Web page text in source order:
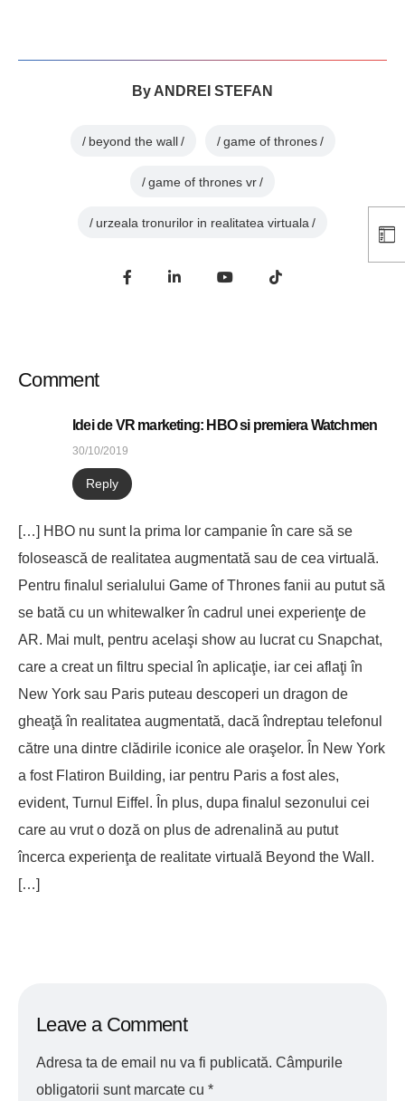
ByANDREI STEFAN
beyond the wall game of thrones
game of thrones vr
urzeala tronurilor in realitatea virtuala
Comment
Idei de VR marketing: HBO si premiera Watchmen
30/10/2019
Reply
[…] HBO nu sunt la prima lor campanie în care să se
folosească de realitatea augmentată sau de cea virtuală.
Pentru finalul serialului Game of Thrones fanii au putut să
se bată cu un whitewalker în cadrul unei experienţe de
AR. Mai mult, pentru acelaşi show au lucrat cu Snapchat,
care a creat un filtru special în aplicaţie, iar cei aflaţi în
New York sau Paris puteau descoperi un dragon de
gheaţă în realitatea augmentată, dacă îndreptau telefonul
către una dintre clădirile iconice ale oraşelor. În New York
a fost Flatiron Building, iar pentru Paris a fost ales,
evident, Turnul Eiffel. În plus, dupa finalul sezonului cei
care au vrut o doză on plus de adrenalină au putut
încerca experienţa de realitate virtuală Beyond the Wall.
[…]
Leave a Comment
Adresa ta de email nu va fi publicată. Câmpurile
obligatorii sunt marcate cu *